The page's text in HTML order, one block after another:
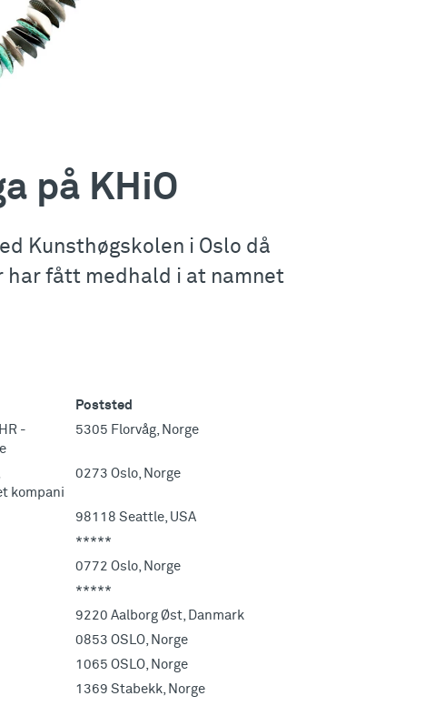
på KHiO
Kunsthøgskolen i Oslo då
har fått medhald i at namnet
Poststed
-
5305 Florvåg, Norge
kompani
0273 Oslo, Norge
98118 Seattle, USA
*****
0772 Oslo, Norge
*****
9220 Aalborg Øst, Danmark
0853 OSLO, Norge
1065 OSLO, Norge
1369 Stabekk, Norge